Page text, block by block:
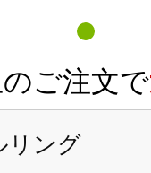
ご注文で
リング